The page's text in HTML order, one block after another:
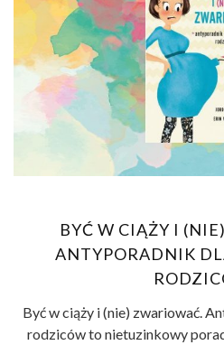
BYĆ W CIĄŻY I
ANTYPORADNIK
Być w ciąży i (nie) zwariować.
rodziców to nietuzinkowy